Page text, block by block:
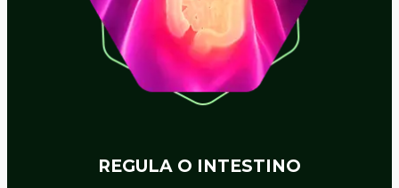
REGULA O INTESTINO